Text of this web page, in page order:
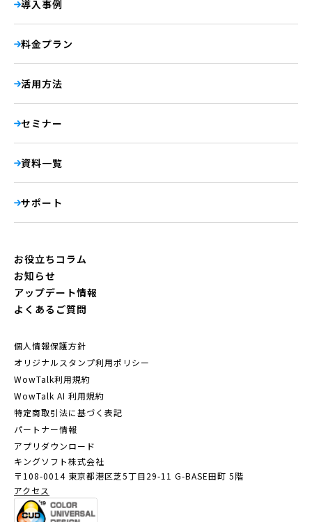
導入事例
料金プラン
活用方法
セミナー
資料一覧
サポート
お役立ちコラム
お知らせ
アップデート情報
よくあるご質問
個人情報保護方針
オリジナルスタンプ利用ポリシー
WowTalk利用規約
WowTalk AI 利用規約
特定商取引法に基づく表記
パートナー情報
アプリダウンロード
キングソフト株式会社
〒108-0014 東京都港区芝5丁目29-11 G-BASE田町 5階
アクセス